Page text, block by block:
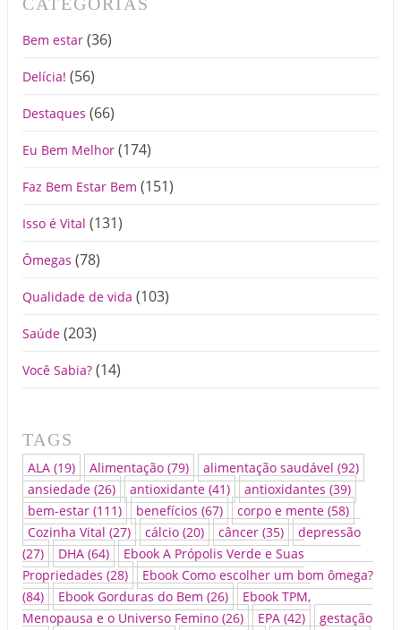
Bem estar (36)
Delícia! (56)
Destaques (66)
Eu Bem Melhor (174)
Faz Bem Estar Bem (151)
Isso é Vital (131)
Ômegas (78)
Qualidade de vida (103)
Saúde (203)
Você Sabia? (14)
TAGS
ALA (19) Alimentação (79) alimentação saudável (92)
ansiedade (26) antioxidante (41) antioxidantes (39)
bem-estar (111) benefícios (67) corpo e mente (58)
Cozinha Vital (27) cálcio (20) câncer (35)
depressão
(27)
DHA (64)
Ebook A Própolis Verde e Suas
Propriedades (28)
Ebook Como escolher um bom ômega?
(84)
Ebook Gorduras do Bem (26)
Ebook TPM,
Menopausa e o Universo Femino (26) EPA (42)
gestação